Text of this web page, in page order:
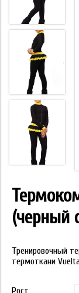
(черный
Тренировочный
термоткани
Рост